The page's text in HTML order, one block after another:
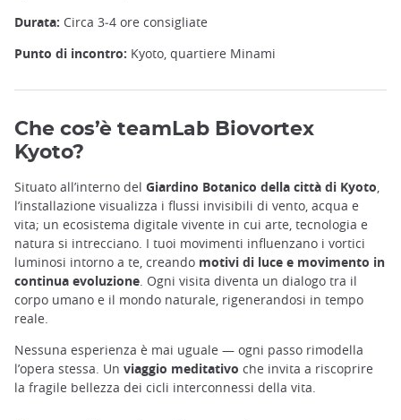
Durata: Circa 3‑4 ore consigliate
Punto di incontro: Kyoto, quartiere Minami
Che cos’è teamLab Biovortex
Kyoto?
Situato all’interno del Giardino Botanico della città di Kyoto,
l’installazione visualizza i flussi invisibili di vento, acqua e
vita; un ecosistema digitale vivente in cui arte, tecnologia e
natura si intrecciano. I tuoi movimenti influenzano i vortici
luminosi intorno a te, creando motivi di luce e movimento in
continua evoluzione. Ogni visita diventa un dialogo tra il
corpo umano e il mondo naturale, rigenerandosi in tempo
reale.
Nessuna esperienza è mai uguale — ogni passo rimodella
l’opera stessa. Un viaggio meditativo che invita a riscoprire
la fragile bellezza dei cicli interconnessi della vita.